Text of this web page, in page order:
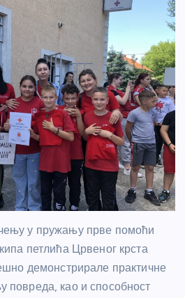
у пружању прве помоћи
петлића Црвеног крста
демонстрирале практичне
повреда, као и способност